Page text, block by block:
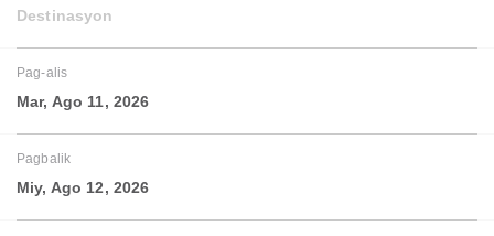
Destinasyon
Pag-alis
Mar, Ago 11, 2026
Pagbalik
Miy, Ago 12, 2026